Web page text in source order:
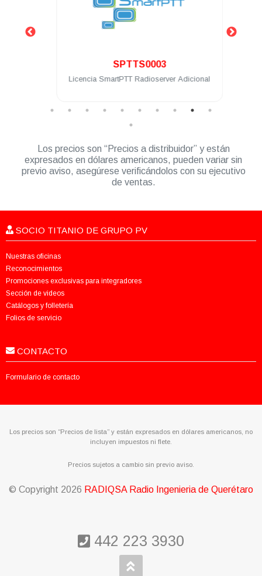
SPTTS0003
Licencia SmartPTT Radioserver Adicional
Los precios son “Precios a distribuidor” y están
expresados en dólares americanos, pueden variar sin
previo aviso, asegúrese verificándolos con su ejecutivo
de ventas.
SOCIO TITANIO DE GRUPO PV
Nuestras oficinas
Reconocimientos
Promociones exclusivas para integradores
Sección de videos
Catálogos y folletería
Folios de servicio
CONTACTO
Formulario de contacto
Los precios son “Precios de lista” y están expresados en dólares americanos, no
incluyen impuestos ni flete.
Precios sujetos a cambio sin previo aviso.
© Copyright 2026 RADIQSA Radio Ingenieria de Querétaro
442 223 3930